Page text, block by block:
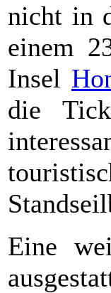
nicht in
einem
Insel
die
Eine